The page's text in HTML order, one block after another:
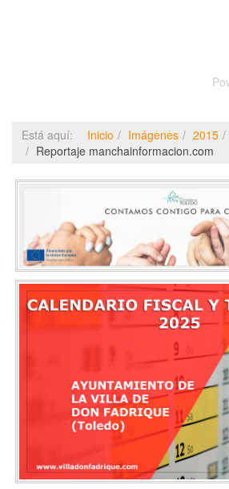
Está aquí: Inicio Imágenes 2015
Reportaje manchainformacion.com